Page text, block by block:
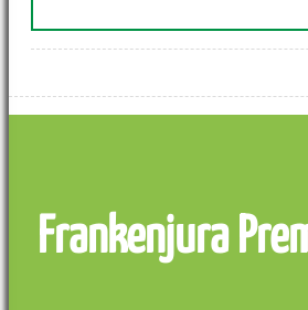
Frankenjura